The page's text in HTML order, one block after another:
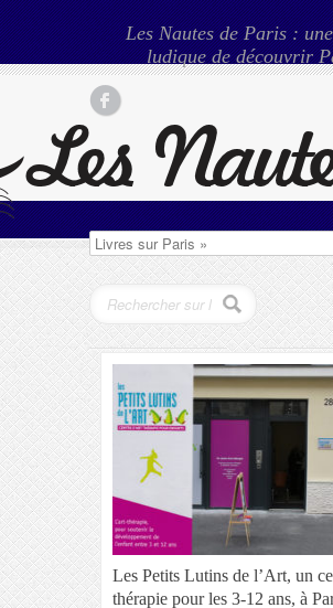
Les Nautes de Paris :
ludique de découvrir
Les Petits Lutins de l’Art, un
thérapie pour les 3-12 ans, à